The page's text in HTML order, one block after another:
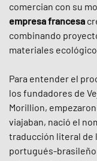
comercian con su
empresa francesa
combinando
materiales
Para entender el
los fundadores de
Morillion,
viajaban, nació el
traducción literal de
portugués-